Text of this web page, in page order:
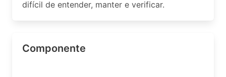
difícil de entender, manter e verificar.
Componente